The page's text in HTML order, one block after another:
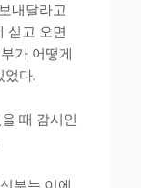
내달라고
싣고 오면
가 어떻게
었다.
때 감시인
부는 이에